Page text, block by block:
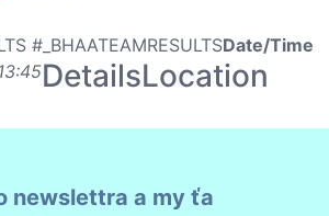
#_BHAATEAMRESULTSDate/Time
DetailsLocation
newslettra a my ťa